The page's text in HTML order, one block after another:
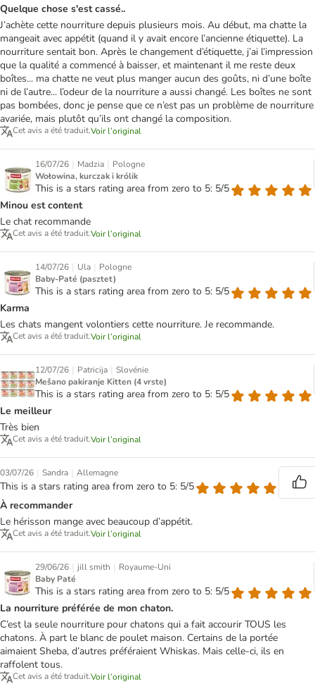
Quelque chose s'est cassé..
J’achète cette nourriture depuis plusieurs mois. Au début, ma chatte la
mangeait avec appétit (quand il y avait encore l’ancienne étiquette). La
nourriture sentait bon. Après le changement d’étiquette, j’ai l’impression
que la qualité a commencé à baisser, et maintenant il me reste deux
boîtes... ma chatte ne veut plus manger aucun des goûts, ni d’une boîte
ni de l’autre... l’odeur de la nourriture a aussi changé. Les boîtes ne sont
pas bombées, donc je pense que ce n’est pas un problème de nourriture
avariée, mais plutôt qu’ils ont changé la composition.
Cet avis a été traduit.Voir l’original
16/07/26 | Madzia | Pologne
Wołowina, kurczak i królik
This is a stars rating area from zero to 5: 5/5
Minou est content
Le chat recommande
Cet avis a été traduit.Voir l’original
14/07/26 | Ula | Pologne
Baby-Paté (pasztet)
This is a stars rating area from zero to 5: 5/5
Karma
Les chats mangent volontiers cette nourriture. Je recommande.
Cet avis a été traduit.Voir l’original
12/07/26 | Patricija | Slovénie
Mešano pakiranje Kitten (4 vrste)
This is a stars rating area from zero to 5: 5/5
Le meilleur
Très bien
Cet avis a été traduit.Voir l’original
03/07/26 | Sandra | Allemagne
This is a stars rating area from zero to 5: 5/5
À recommander
Le hérisson mange avec beaucoup d’appétit.
Cet avis a été traduit.Voir l’original
29/06/26 | jill smith | Royaume-Uni
Baby Paté
This is a stars rating area from zero to 5: 5/5
La nourriture préférée de mon chaton.
C’est la seule nourriture pour chatons qui a fait accourir TOUS les
chatons. À part le blanc de poulet maison. Certains de la portée
aimaient Sheba, d’autres préféraient Whiskas. Mais celle-ci, ils en
raffolent tous.
Cet avis a été traduit.Voir l’original